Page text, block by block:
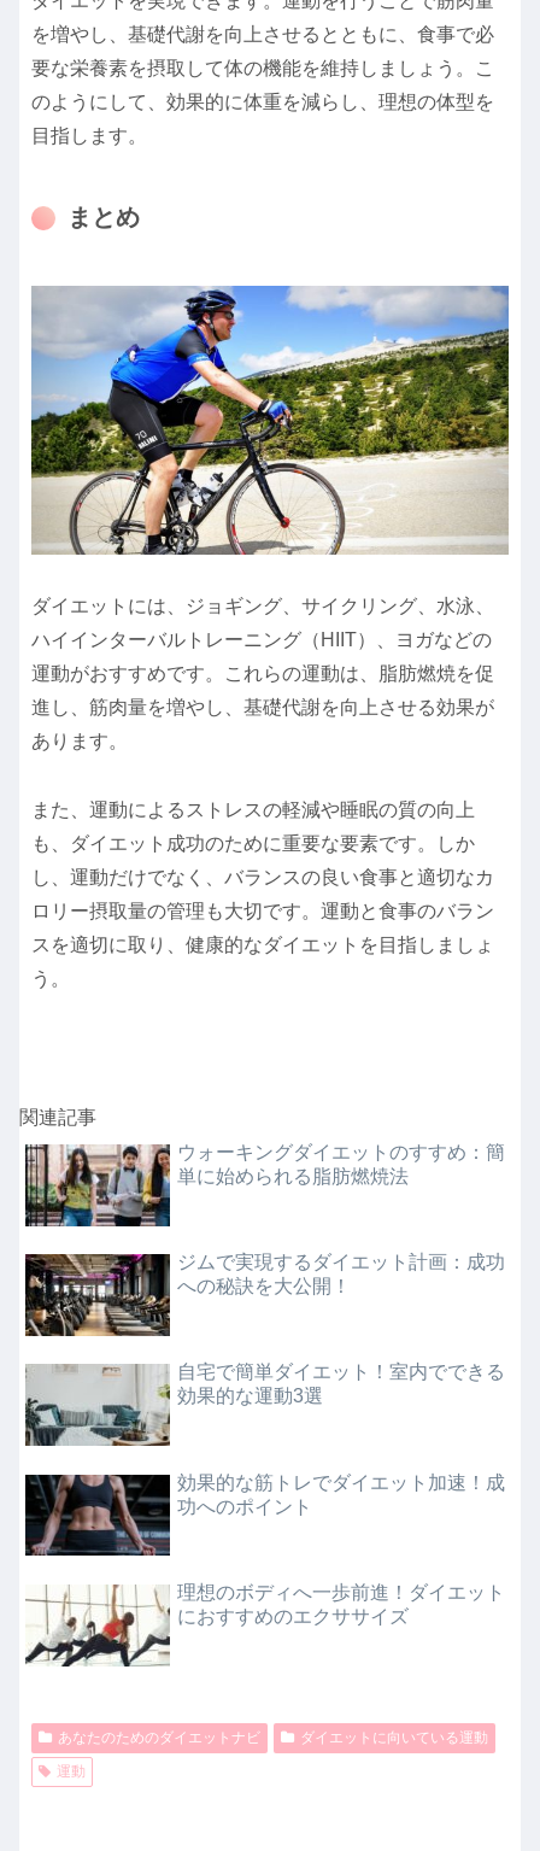
を増やし、基礎代謝を向上させるとともに、食事で必
要な栄養素を摂取して体の機能を維持しましょう。こ
のようにして、効果的に体重を減らし、理想の体型を
目指します。
まとめ
ダイエットには、ジョギング、サイクリング、水泳、
ハイインターバルトレーニング（HIIT）、ヨガなどの
運動がおすすめです。これらの運動は、脂肪燃焼を促
進し、筋肉量を増やし、基礎代謝を向上させる効果が
あります。
また、運動によるストレスの軽減や睡眠の質の向上
も、ダイエット成功のために重要な要素です。しか
し、運動だけでなく、バランスの良い食事と適切なカ
ロリー摂取量の管理も大切です。運動と食事のバラン
スを適切に取り、健康的なダイエットを目指しましょ
う。
関連記事
ウォーキングダイエットのすすめ：簡
単に始められる脂肪燃焼法
ジムで実現するダイエット計画：成功
への秘訣を大公開！
自宅で簡単ダイエット！室内でできる
効果的な運動3選
効果的な筋トレでダイエット加速！成
功へのポイント
理想のボディへ一歩前進！ダイエット
におすすめのエクササイズ
あなたのためのダイエットナビ
ダイエットに向いている運動
運動